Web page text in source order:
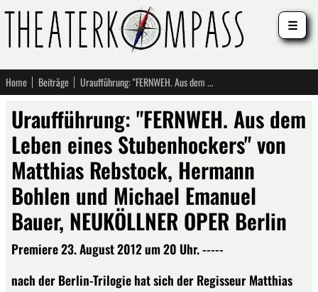
Home Beiträge Uraufführung: "FERNWEH. Aus dem Leben eines Stubenhockers" von Matthias Rebstock, Hermann Bohlen und Michael Emanuel Bauer, NEUKÖLLNER OPER Berlin
Uraufführung: "FERNWEH. Aus dem
Leben eines Stubenhockers" von
Matthias Rebstock, Hermann
Bohlen und Michael Emanuel
Bauer, NEUKÖLLNER OPER Berlin
Premiere 23. August 2012 um 20 Uhr. -----
nach der Berlin-Trilogie hat sich der Regisseur Matthias
☰